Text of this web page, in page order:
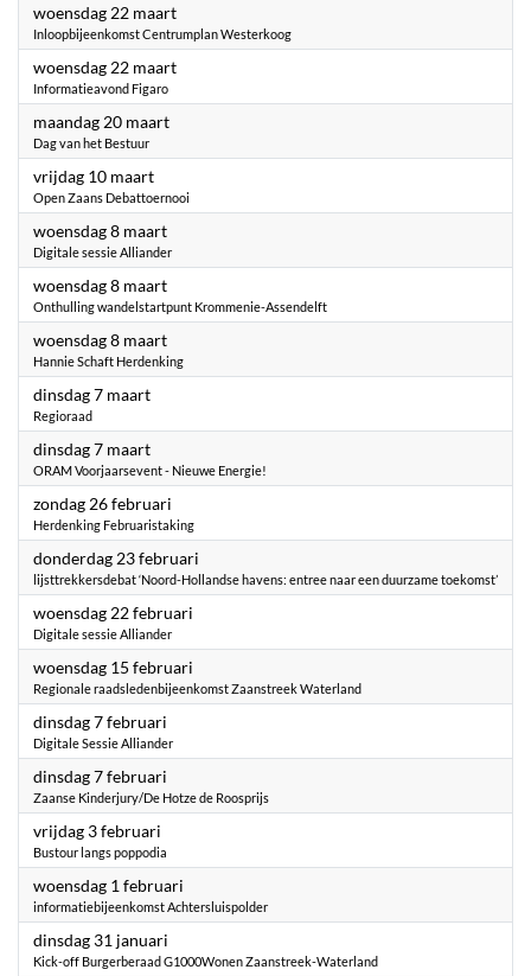
woensdag 22 maart2023
Inloopbijeenkomst Centrumplan Westerkoog
woensdag 22 maart2023
Informatieavond Figaro
maandag 20 maart2023
Dag van het Bestuur
vrijdag 10 maart2023
Open Zaans Debattoernooi
woensdag 8 maart2023
Digitale sessie Alliander
woensdag 8 maart2023
Onthulling wandelstartpunt Krommenie-Assendelft
woensdag 8 maart2023
Hannie Schaft Herdenking
dinsdag 7 maart2023
Regioraad
dinsdag 7 maart2023
ORAM Voorjaarsevent - Nieuwe Energie!
zondag 26 februari
Herdenking Februaristaking
donderdag 23 februari
lijsttrekkersdebat ‘Noord-Hollandse havens: entree naar een duurzame toekomst’
woensdag 22 februari
Digitale sessie Alliander
woensdag 15 februari
Regionale raadsledenbijeenkomst Zaanstreek Waterland
dinsdag 7 februari
Digitale Sessie Alliander
dinsdag 7 februari
Zaanse Kinderjury/De Hotze de Roosprijs
vrijdag 3 februari
Bustour langs poppodia
woensdag 1 februari
informatiebijeenkomst Achtersluispolder
dinsdag 31 januari
Kick-off Burgerberaad G1000Wonen Zaanstreek-Waterland